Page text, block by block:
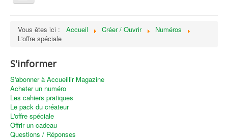
Créer / Ouvrir
Annonces immobilières
Recevoir les annonces immobilières / Nous contacter
Vous êtes ici : Accueil Créer / Ouvrir
Numéros
L'offre spéciale
S'informer
S'abonner à Accueillir Magazine
Acheter un numéro
Les cahiers pratiques
Le pack du créateur
L'offre spéciale
Offrir un cadeau
Questions / Réponses